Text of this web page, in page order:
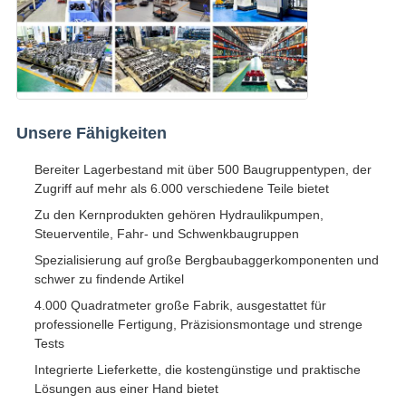
Unsere Fähigkeiten
Bereiter Lagerbestand mit über 500 Baugruppentypen, der
Zugriff auf mehr als 6.000 verschiedene Teile bietet
Zu den Kernprodukten gehören Hydraulikpumpen,
Steuerventile, Fahr- und Schwenkbaugruppen
Spezialisierung auf große Bergbaubaggerkomponenten und
schwer zu findende Artikel
4.000 Quadratmeter große Fabrik, ausgestattet für
professionelle Fertigung, Präzisionsmontage und strenge
Tests
Integrierte Lieferkette, die kostengünstige und praktische
Lösungen aus einer Hand bietet